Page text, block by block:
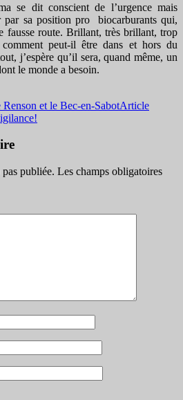
se dit conscient de l’urgence mais
par sa position pro biocarburants qui,
fausse route. Brillant, très brillant, trop
peut-il être dans et hors du
j’espère qu’il sera, quand même, un
le monde a besoin.
et le Bec-en-SabotArticle
pas publiée. Les champs obligatoires